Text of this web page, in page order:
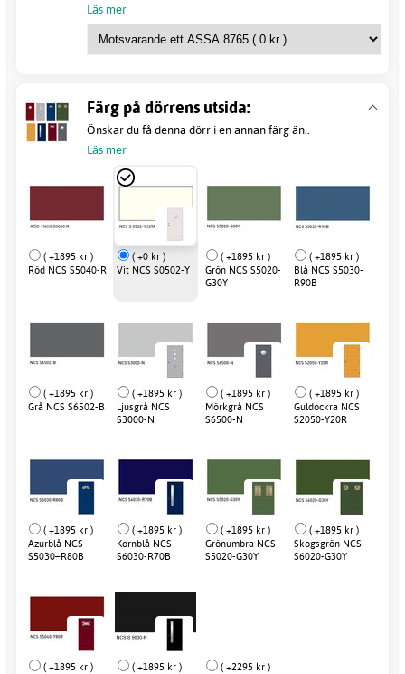
Läs mer
Färg på dörrens utsida:
Önskar du få denna dörr i en annan färg än..
Läs mer
( +1895 kr )
Röd NCS S5040-R
( +0 kr )
Vit NCS S0502-Y
( +1895 kr )
Grön NCS S5020-
G30Y
( +1895 kr )
Blå NCS S5030-
R90B
( +1895 kr )
Grå NCS S6502-B
( +1895 kr )
Ljusgrå NCS
S3000-N
( +1895 kr )
Mörkgrå NCS
S6500-N
( +1895 kr )
Guldockra NCS
S2050-Y20R
( +1895 kr )
Azurblå NCS
S5030–R80B
( +1895 kr )
Kornblå NCS
S6030-R70B
( +1895 kr )
Grönumbra NCS
S5020-G30Y
( +1895 kr )
Skogsgrön NCS
S6020-G30Y
( +1895 kr )
( +1895 kr )
( +2295 kr )